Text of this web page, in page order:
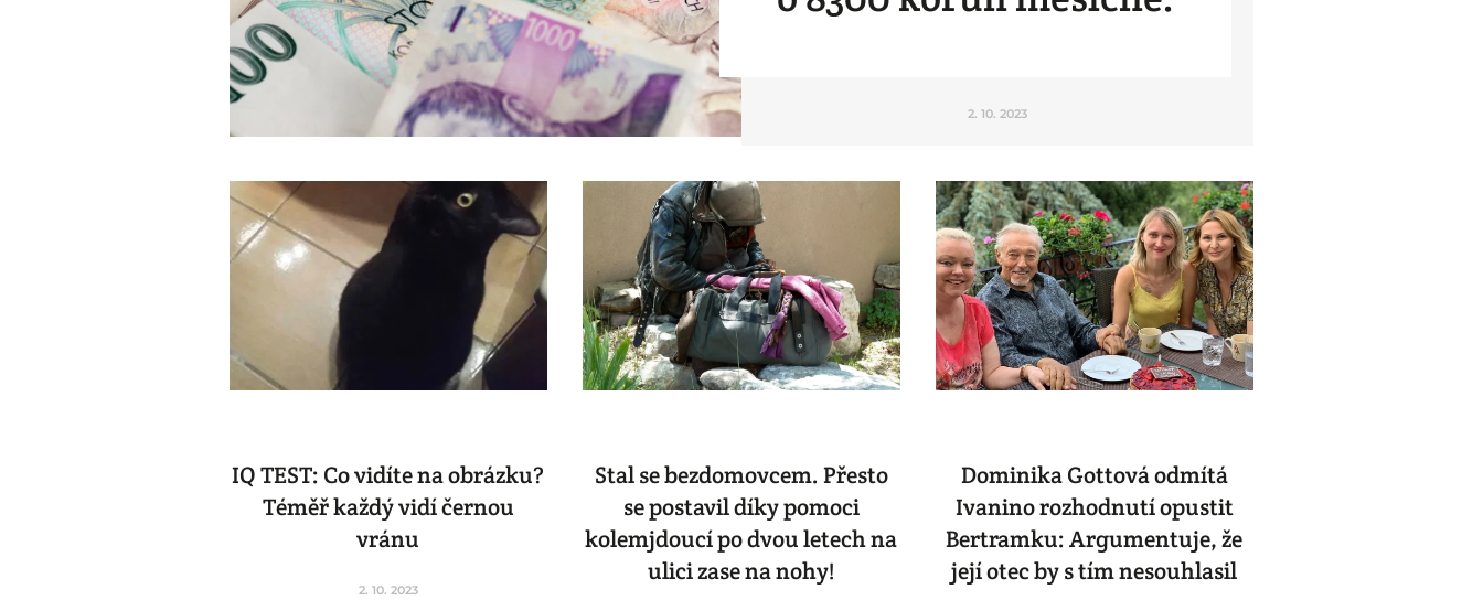
2. 10. 2023
IQ TEST: Co vidíte na obrázku?
Téměř každý vidí černou
vránu
2. 10. 2023
Stal se bezdomovcem. Přesto
se postavil díky pomoci
kolemjdoucí po dvou letech na
ulici zase na nohy!
Dominika Gottová odmítá
Ivanino rozhodnutí opustit
Bertramku: Argumentuje, že
její otec by s tím nesouhlasil